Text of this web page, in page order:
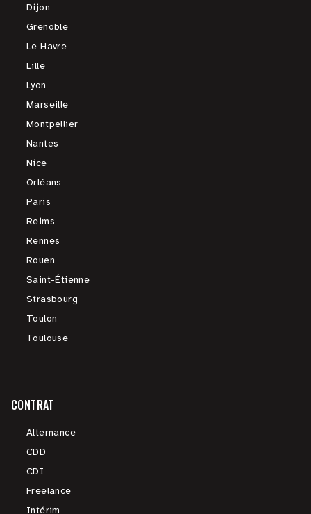
Dijon
Grenoble
Le Havre
Lille
Lyon
Marseille
Montpellier
Nantes
Nice
Orléans
Paris
Reims
Rennes
Rouen
Saint-Étienne
Strasbourg
Toulon
Toulouse
CONTRAT
Alternance
CDD
CDI
Freelance
Intérim